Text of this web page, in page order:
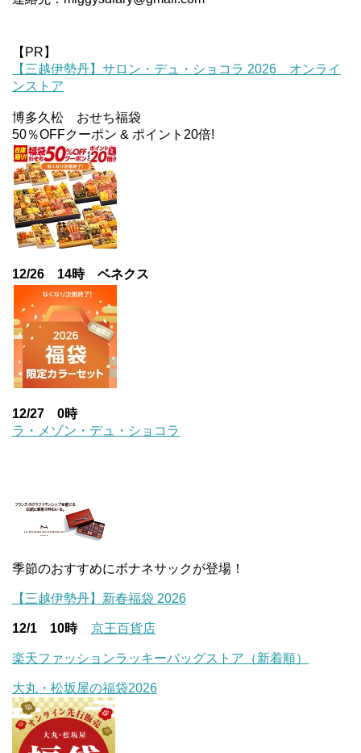
【PR】
【三越伊勢丹】サロン・デュ・ショコラ 2026 オンライ
ンストア
博多久松 おせち福袋
50％OFFクーポン & ポイント20倍!
12/26 14時 ベネクス
12/27 0時
ラ・メゾン・デュ・ショコラ
季節のおすすめにボナネサックが登場！
【三越伊勢丹】新春福袋 2026
12/1 10時 京王百貨店
楽天ファッションラッキーバッグストア（新着順）
大丸・松坂屋の福袋2026